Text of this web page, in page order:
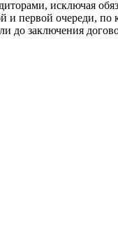
исключая
и первой очереди, по
до заключения